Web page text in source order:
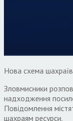
Нова схема
Зловмисники
надходження
Повідомлення
шахраям ресурси.